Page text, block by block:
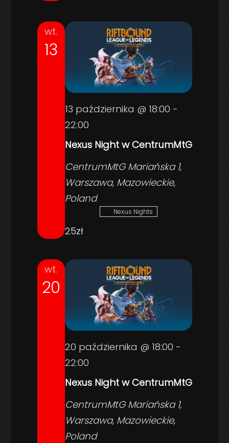
wt.
13
Nexus Night w CentrumMtG
13 października @ 18:00 -
22:00
CentrumMtGMariańska 1,
Warszawa, Mazowieckie,
Poland
Nexus Nights
25zł
wt.
20
Nexus Night w CentrumMtG
20 października @ 18:00 -
22:00
CentrumMtGMariańska 1,
Warszawa, Mazowieckie,
Poland